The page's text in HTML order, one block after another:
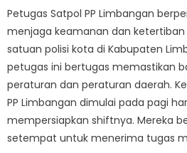
Petugas Satpol PP Limbangan
menjaga keamanan dan ketertiban
satuan polisi kota di Kabupaten
petugas ini bertugas memastikan
peraturan dan peraturan daerah.
PP Limbangan dimulai pada pagi
mempersiapkan shiftnya. Mereka
setempat untuk menerima tugas